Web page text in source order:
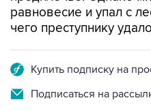
равновесие и упал с
чего преступнику
Купить подписку на
Подписаться на